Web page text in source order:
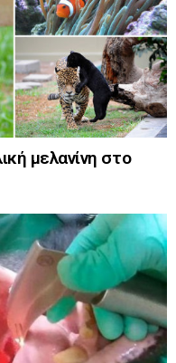
μελανίνη στο